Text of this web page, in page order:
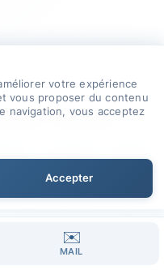
notre
votre site
?
✉️
MAIL
votre expérience
vous proposer du contenu
navigation, vous acceptez
Accepter